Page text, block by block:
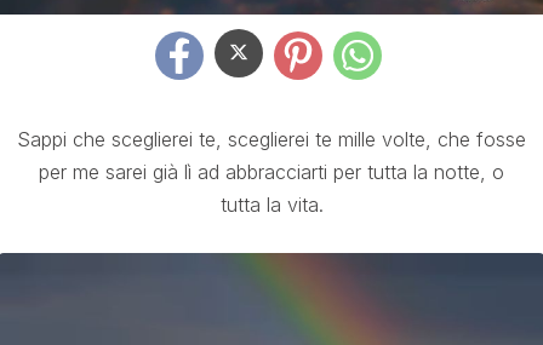
Sappi che sceglierei te, sceglierei te mille volte, che fosse
per me sarei già lì ad abbracciarti per tutta la notte, o
tutta la vita.